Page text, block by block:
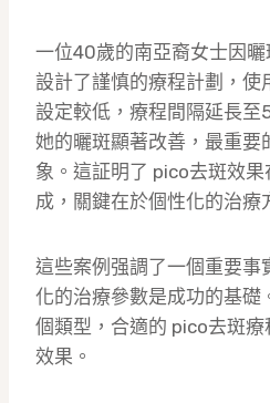
一位40歲的南亞裔女士因
設計了謹慎的療程計劃，使
設定較低，療程間隔延長至
她的曬斑顯著改善，最重要
象。這証明了 pico去斑效
成，關鍵在於個性化的治療
這些案例强調了一個重要事
化的治療參數是成功的基礎
個類型，合適的 pico去斑
效果。